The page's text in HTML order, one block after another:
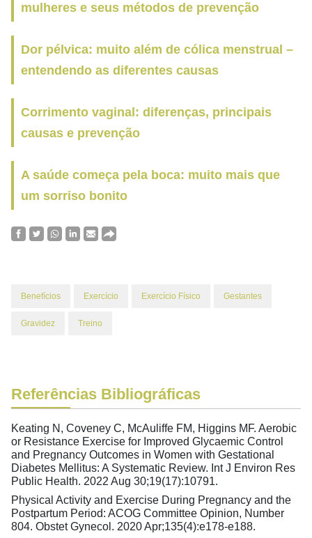
mulheres e seus métodos de prevenção
Dor pélvica: muito além de cólica menstrual –
entendendo as diferentes causas
Corrimento vaginal: diferenças, principais
causas e prevenção
A saúde começa pela boca: muito mais que
um sorriso bonito
Benefícios Exercício Exercício Físico Gestantes
Gravidez Treino
Referências Bibliográficas
Keating N, Coveney C, McAuliffe FM, Higgins MF. Aerobic
or Resistance Exercise for Improved Glycaemic Control
and Pregnancy Outcomes in Women with Gestational
Diabetes Mellitus: A Systematic Review. Int J Environ Res
Public Health. 2022 Aug 30;19(17):10791.
Physical Activity and Exercise During Pregnancy and the
Postpartum Period: ACOG Committee Opinion, Number
804. Obstet Gynecol. 2020 Apr;135(4):e178-e188.